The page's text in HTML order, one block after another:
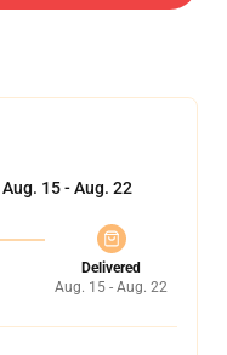
Aug. 15 - Aug. 22
Delivered
Aug. 15 - Aug. 22